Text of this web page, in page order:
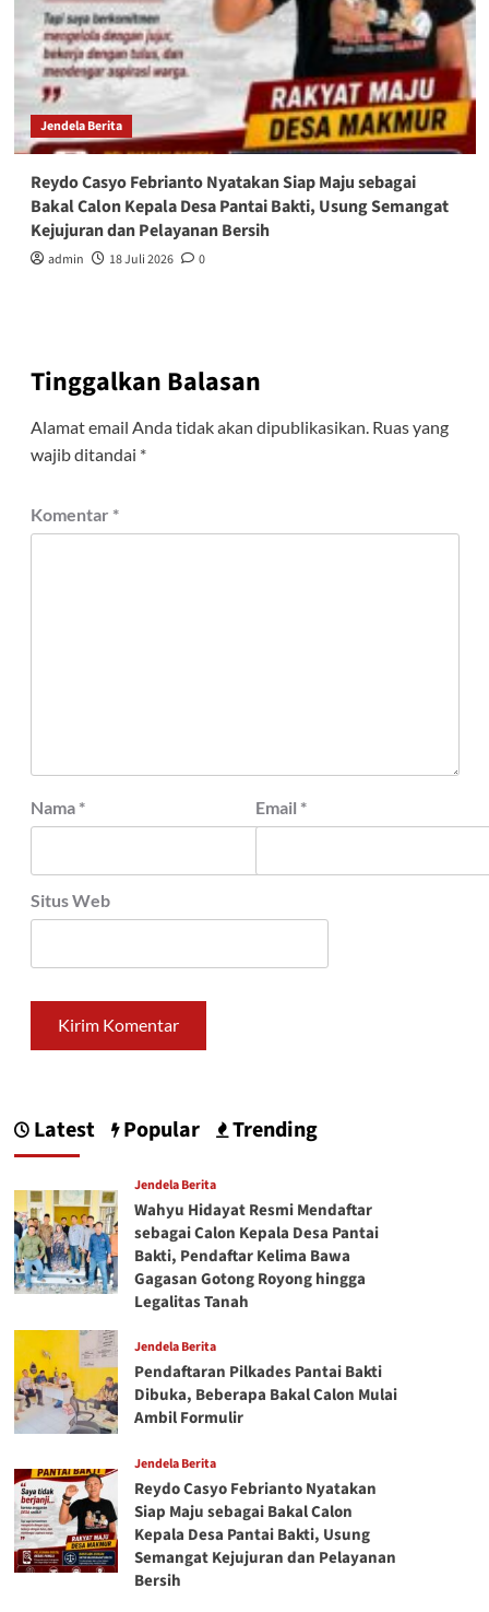
Jendela Berita
Reydo Casyo Febrianto Nyatakan Siap Maju sebagai
Bakal Calon Kepala Desa Pantai Bakti, Usung Semangat
Kejujuran dan Pelayanan Bersih
admin 18 Juli 2026 0
Tinggalkan Balasan
Alamat email Anda tidak akan dipublikasikan. Ruas yang
wajib ditandai *
Komentar *
Nama * Email *
Situs Web
Latest Popular Trending
Jendela Berita
Wahyu Hidayat Resmi Mendaftar
sebagai Calon Kepala Desa Pantai
Bakti, Pendaftar Kelima Bawa
Gagasan Gotong Royong hingga
Legalitas Tanah
Jendela Berita
Pendaftaran Pilkades Pantai Bakti
Dibuka, Beberapa Bakal Calon Mulai
Ambil Formulir
Jendela Berita
Reydo Casyo Febrianto Nyatakan
Siap Maju sebagai Bakal Calon
Kepala Desa Pantai Bakti, Usung
Semangat Kejujuran dan Pelayanan
Bersih